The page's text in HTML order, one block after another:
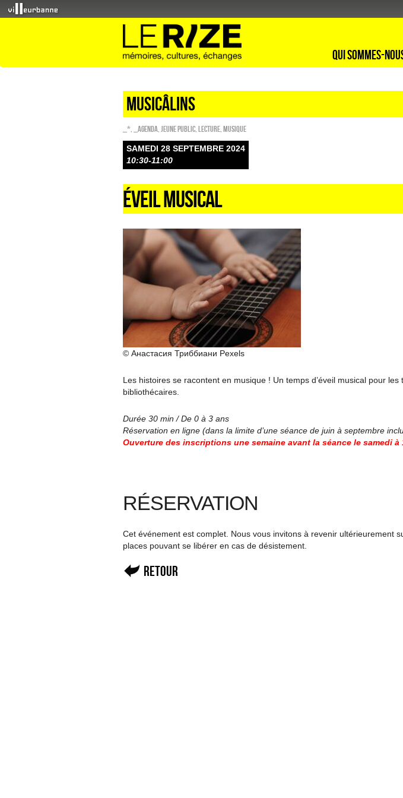
Qui sommes-
Musicâlins
_* _Agenda Jeune public Lecture Musique
SAMEDI 28 SEPTEMBRE 2024
10:30-11:00
ÉVEIL MUSICAL
© Анастасия Триббиани Pexels
Les histoires se racontent en musique ! Un temps d’éveil musical pour les
bibliothécaires.
Durée 30 min / De 0 à 3 ans
Réservation en ligne (dans la limite d’une séance de juin à septembre
Ouverture des inscriptions une semaine avant la séance le samedi à
RÉSERVATION
Cet événement est complet. Nous vous invitons à revenir ultérieurement
places pouvant se libérer en cas de désistement.
Retour